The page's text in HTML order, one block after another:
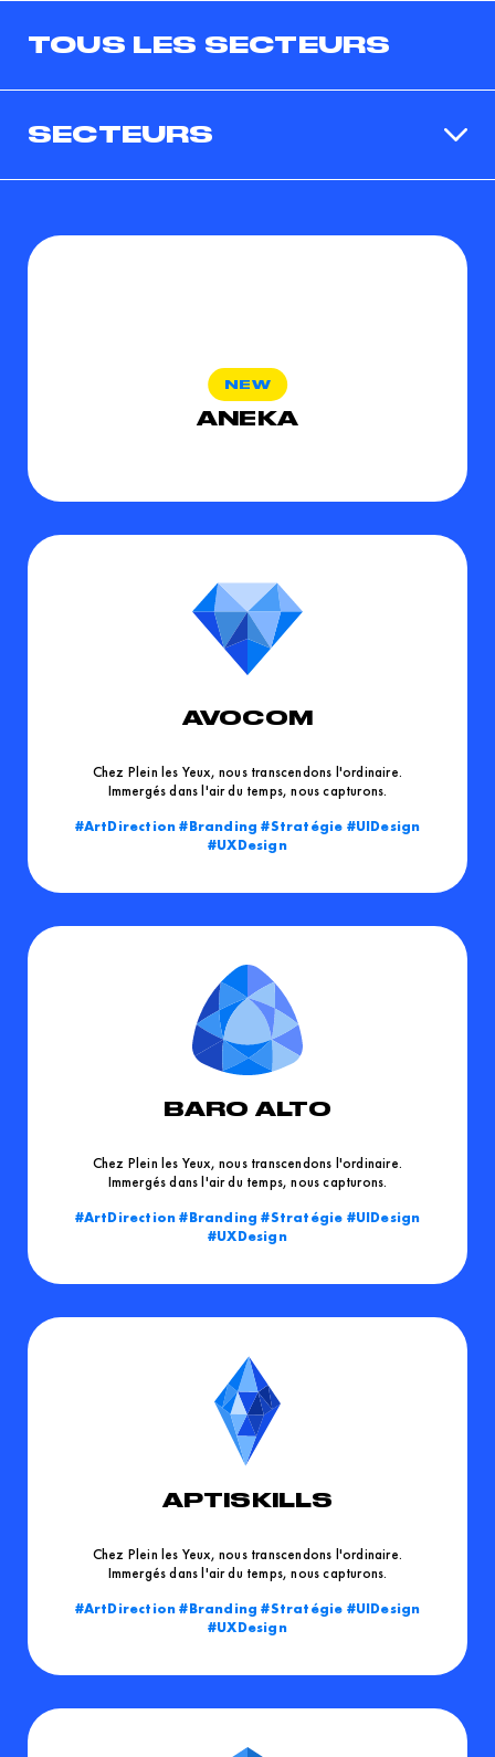
TOUS LES SECTEURS
SECTEURS
ANEKA
AVOCOM
Chez Plein les Yeux, nous transcendons l'ordinaire.
Immergés dans l'air du temps, nous capturons.
ArtDirection
Branding Stratégie
UIDesign
UXDesign
BARO ALTO
Chez Plein les Yeux, nous transcendons l'ordinaire.
Immergés dans l'air du temps, nous capturons.
ArtDirection
Branding Stratégie
UIDesign
UXDesign
APTISKILLS
Chez Plein les Yeux, nous transcendons l'ordinaire.
Immergés dans l'air du temps, nous capturons.
ArtDirection
Branding Stratégie
UIDesign
UXDesign